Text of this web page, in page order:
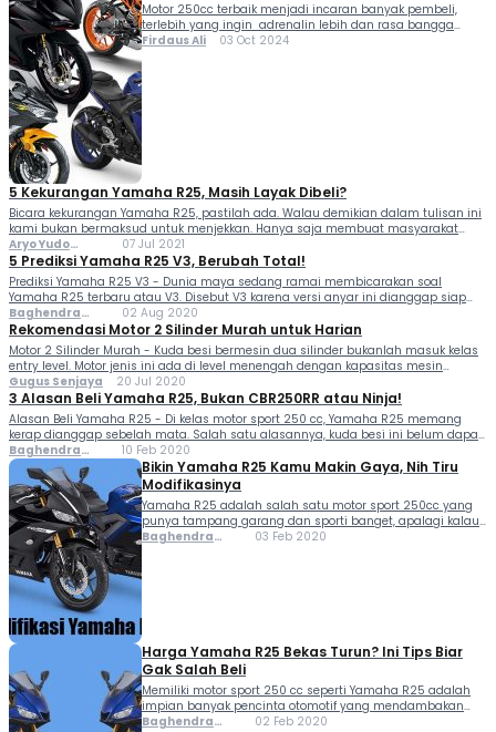
Motor 250cc terbaik menjadi incaran banyak pembeli,
terlebih yang ingin adrenalin lebih dan rasa bangga
memilikinya. Soal harga, memang agak mahal. Walau
Firdaus Ali 03 Oct 2024
5 Kekurangan Yamaha R25, Masih Layak Dibeli?
Bicara kekurangan Yamaha R25, pastilah ada. Walau demikian dalam tulisan ini
kami bukan bermaksud untuk menjekkan. Hanya saja membuat masyarakat
lebih jelas tentang produk yang akan dimilikinya. Terlebih menebus motor ini
tidaklah murah. Banderol R25 di Indonesia mulai Rp 62,215...
Aryo Yudo
Purwanto Aryo
Yudo Purwanto
07 Jul 2021
5 Prediksi Yamaha R25 V3, Berubah Total!
Prediksi Yamaha R25 V3 - Dunia maya sedang ramai membicarakan soal
Yamaha R25 terbaru atau V3. Disebut V3 karena versi anyar ini dianggap siap
hadir sebagai generasi ketiga. Revisi yang dilakukan pabrikan garputala tidak
lagi setengah-setengah, seperti sebelumnya. Bocoran datang...
Baghendra
Lodra
02 Aug 2020
Rekomendasi Motor 2 Silinder Murah untuk Harian
Motor 2 Silinder Murah - Kuda besi bermesin dua silinder bukanlah masuk kelas
entry level. Motor jenis ini ada di level menengah dengan kapasitas mesin
minimal 250 cc, serta punya performa yang bertenaga di putaran mesin atas.
Bicara soal suara...
Gugus Senjaya 20 Jul 2020
3 Alasan Beli Yamaha R25, Bukan CBR250RR atau Ninja!
Alasan Beli Yamaha R25 - Di kelas motor sport 250 cc, Yamaha R25 memang
kerap dianggap sebelah mata. Salah satu alasannya, kuda besi ini belum dapat
penyegaran untuk sektor mesin sejak 2014. Padahal kalau melihat kompetitor
seperti Honda CBR250RR dan...
Baghendra
Lodra
10 Feb 2020
Bikin Yamaha R25 Kamu Makin Gaya, Nih Tiru
Modifikasinya
Yamaha R25 adalah salah satu motor sport 250cc yang
punya tampang garang dan sporti banget, apalagi kalau
mendapat ubahan atau istilahnya modifikasi di beberapa
Baghendra
03 Feb 2020
Harga Yamaha R25 Bekas Turun? Ini Tips Biar
Gak Salah Beli
Memiliki motor sport 250 cc seperti Yamaha R25 adalah
impian banyak pencinta otomotif yang mendambakan
sensasi berkendara bertenaga, desain agresif, dan posisi
Baghendra
02 Feb 2020